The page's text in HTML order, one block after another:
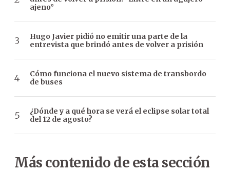
ajeno”
Hugo Javier pidió no emitir una parte de la
entrevista que brindó antes de volver a prisión
Cómo funciona el nuevo sistema de transbordo
de buses
¿Dónde y a qué hora se verá el eclipse solar total
del 12 de agosto?
Más contenido de esta sección